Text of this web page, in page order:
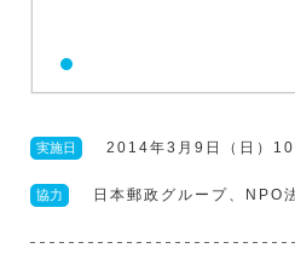
実施日 2014年3月9日（日）
協力 日本郵政グループ、NPO